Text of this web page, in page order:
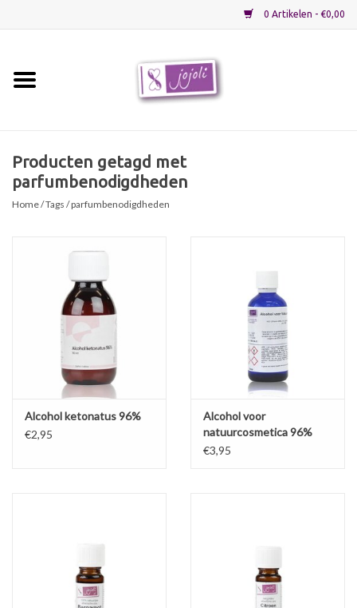
0 Artikelen - €0,00
Verpakkingen
Startpakketten
Cadeaubon
Producten getagd met
parfumbenodigdheden
Home/Tags / parfumbenodigdheden
Alcohol ketonatus 96%
€2,95
Alcohol voor
natuurcosmetica 96%
€3,95